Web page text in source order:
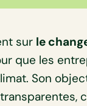
sur le
que les
Son